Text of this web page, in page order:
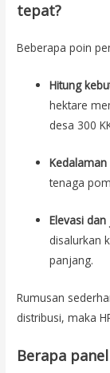
tepat?
Beberapa poin
Hitung
hektare
desa 300
tenaga
Elevasi
disalurkan
panjang.
Rumusan
distribusi, maka
Berapa